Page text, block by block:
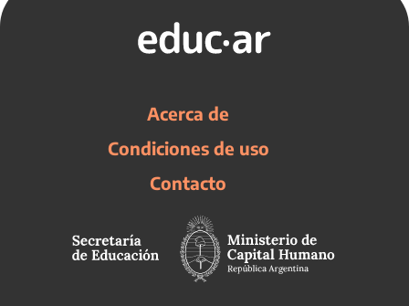
Acerca de
Condiciones de uso
Contacto